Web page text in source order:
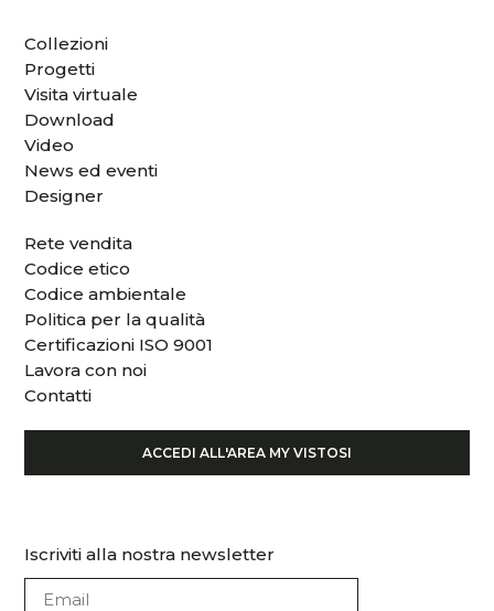
Collezioni
Progetti
Visita virtuale
Download
Video
News ed eventi
Designer
Rete vendita
Codice etico
Codice ambientale
Politica per la qualità
Certificazioni ISO 9001
Lavora con noi
Contatti
ACCEDI ALL'AREA MY VISTOSI
Iscriviti alla nostra newsletter